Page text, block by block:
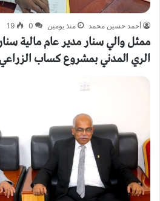
أحمد حسين محمد منذ يومين 0
19
ممثل والي سنار مدير عام مالية
الري المدني بمشروع كساب الزراعي